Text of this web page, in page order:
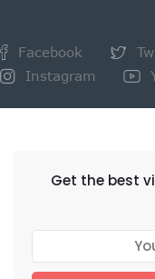
Facebook
Instagram
Get the best